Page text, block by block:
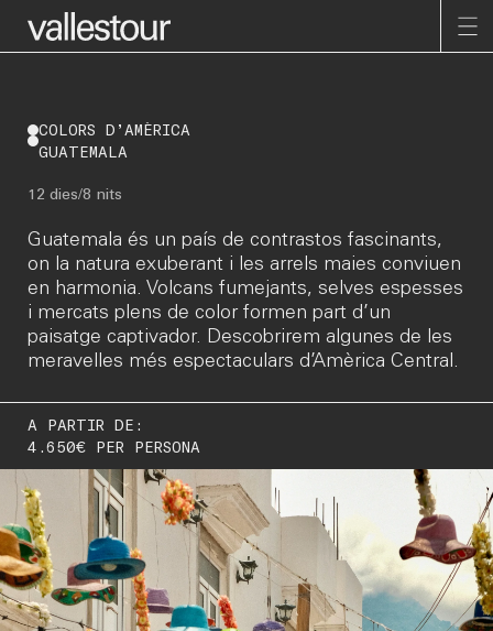
Inici
Explora
Nosaltres
Notícies
Zona client
Esp
+ 34 93 727 22 63
vallestour@vallestour.com
COLORS D’AMÈRICA
GUATEMALA
12 dies/8 nits
Guatemala és un país de contrastos fascinants,
on la natura exuberant i les arrels maies conviuen
en harmonia. Volcans fumejants, selves espesses
i mercats plens de color formen part d’un
paisatge captivador. Descobrirem algunes de les
meravelles més espectaculars d’Amèrica Central.
A PARTIR DE:
4.650€ PER PERSONA